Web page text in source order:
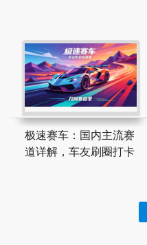
极速赛车：国内主流赛
道详解，车友刷圈打卡